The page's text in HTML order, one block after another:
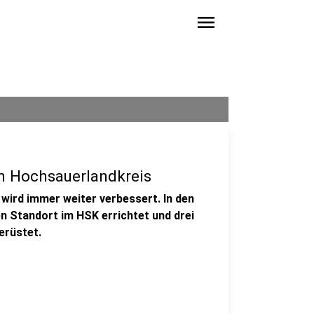
menu
Hochsauerlandkreis
immer weiter verbessert. In den
Standort im HSK errichtet und drei